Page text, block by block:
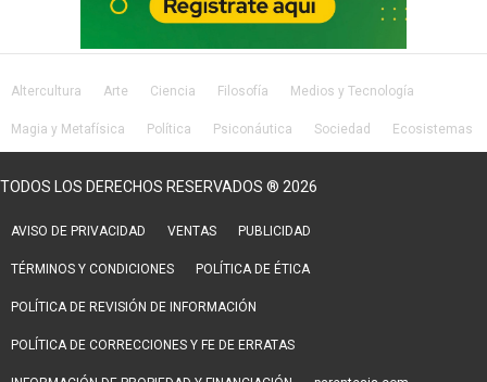
Altercultura Arte Ciencia Filosofía Medios y Tecnología
Magia y Metafísica Política Psiconáutica Sociedad Ecosistemas
TODOS LOS DERECHOS RESERVADOS ® 2026
AVISO DE PRIVACIDAD VENTAS PUBLICIDAD
TÉRMINOS Y CONDICIONES POLÍTICA DE ÉTICA
POLÍTICA DE REVISIÓN DE INFORMACIÓN
POLÍTICA DE CORRECCIONES Y FE DE ERRATAS